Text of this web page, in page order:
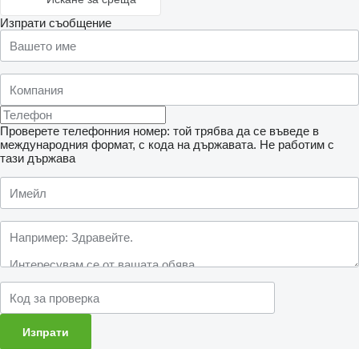
Изпрати съобщение
Проверете телефонния номер: той трябва да се въведе в
международния формат, с кода на държавата. Не работим с
тази държава